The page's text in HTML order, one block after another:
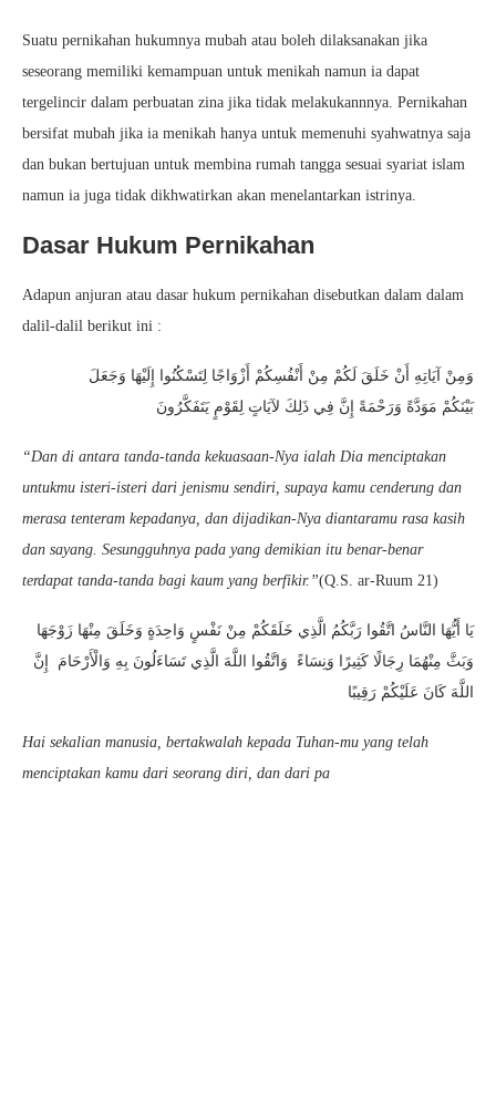
Suatu pernikahan hukumnya mubah atau boleh dilaksanakan jika
seseorang memiliki kemampuan untuk menikah namun ia dapat
tergelincir dalam perbuatan zina jika tidak melakukannnya. Pernikahan
bersifat mubah jika ia menikah hanya untuk memenuhi syahwatnya saja
dan bukan bertujuan untuk membina rumah tangga sesuai syariat islam
namun ia juga tidak dikhwatirkan akan menelantarkan istrinya.
Dasar Hukum Pernikahan
Adapun anjuran atau dasar hukum pernikahan disebutkan dalam dalam
dalil-dalil berikut ini :
وَمِنْ آيَاتِهِ أَنْ خَلَقَ لَكُمْ مِنْ أَنْفُسِكُمْ أَزْوَاجًا لِتَسْكُنُوا إِلَيْهَا وَجَعَلَ
بَيْنَكُمْ مَوَدَّةً وَرَحْمَةً إِنَّ فِي ذَلِكَ لآيَاتٍ لِقَوْمٍ يَتَفَكَّرُونَ
“Dan di antara tanda-tanda kekuasaan-Nya ialah Dia menciptakan
untukmu isteri-isteri dari jenismu sendiri, supaya kamu cenderung dan
merasa tenteram kepadanya, dan dijadikan-Nya diantaramu rasa kasih
dan sayang. Sesungguhnya pada yang demikian itu benar-benar
terdapat tanda-tanda bagi kaum yang berfikir.”(Q.S. ar-Ruum 21)
يَا أَيُّهَا النَّاسُ اتَّقُوا رَبَّكُمُ الَّذِي خَلَقَكُمْ مِنْ نَفْسٍ وَاحِدَةٍ وَخَلَقَ مِنْهَا زَوْجَهَا
وَبَثَّ مِنْهُمَا رِجَالًا كَثِيرًا وَنِسَاءً وَاتَّقُوا اللَّهَ الَّذِي تَسَاءَلُونَ بِهِ وَالْأَرْحَامَ إِنَّ
اللَّهَ كَانَ عَلَيْكُمْ رَقِيبًا
Hai sekalian manusia, bertakwalah kepada Tuhan-mu yang telah
menciptakan kamu dari seorang diri, dan dari pa